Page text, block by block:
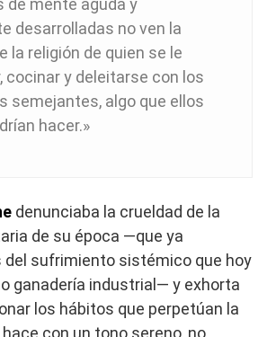
desarrolladas no ven la
la religión de quien se le
cocinar y deleitarse con los
semejantes, algo que ellos
hacer.»
denunciaba la crueldad de la
de su época —que ya
del sufrimiento sistémico que hoy
ganadería industrial— y exhorta
los hábitos que perpetúan la
con un tono sereno, no